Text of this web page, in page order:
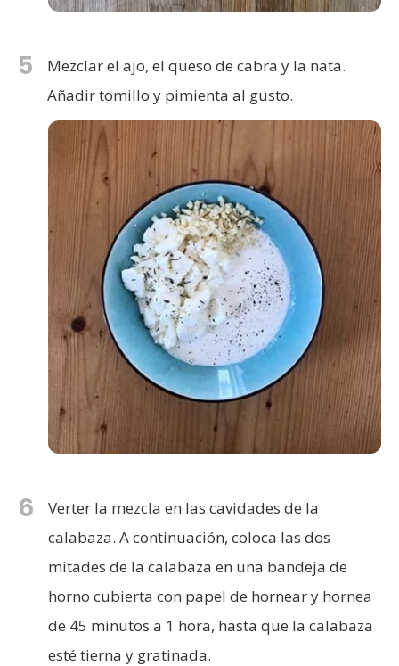
5
Mezclar el ajo, el queso de cabra y la nata.
Añadir tomillo y pimienta al gusto.
6
Verter la mezcla en las cavidades de la
calabaza. A continuación, coloca las dos
mitades de la calabaza en una bandeja de
horno cubierta con papel de hornear y hornea
de 45 minutos a 1 hora, hasta que la calabaza
esté tierna y gratinada.